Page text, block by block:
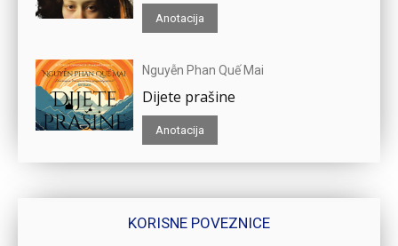
Anotacija
Nguyễn Phan Quế Mai
Dijete prašine
Anotacija
KORISNE POVEZNICE